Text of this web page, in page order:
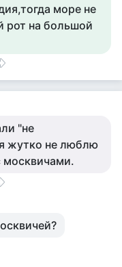
море не
рот на большой
"не
жутко не люблю
москвичами.